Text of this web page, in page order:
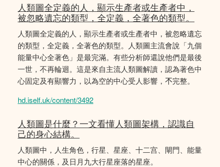
人類圖全定義的人，顯示生產者或生產者中，
被忽略遺忘的類型，全定義，全著色的類型。
人類圖全定義的人，顯示生產者或生產者中，被忽略遺忘
的類型，全定義，全著色的類型。人類圖主流會說「九個
能量中心全著色」是最完滿。有些分析師還說他們是最後
一世，不再輪迴。這是來自主流人類圖解讀，認為著色中
心固定及有顯響力，以為空的中心受人影響，𣎴完整。
hd.iself.uk/content/3492
人類圖是什麼？一文看懂人類圖架構，認識自
己的身心結構。
人類圖中，人生角色，行星、星座、十二宫、閘門、能量
中心的關係，及日月九大行星座落的星座。